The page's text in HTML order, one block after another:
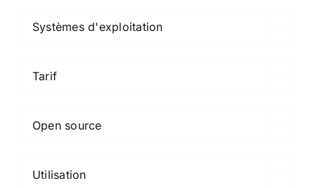
Systèmes d'exploitation
Tarif
Open source
Utilisation